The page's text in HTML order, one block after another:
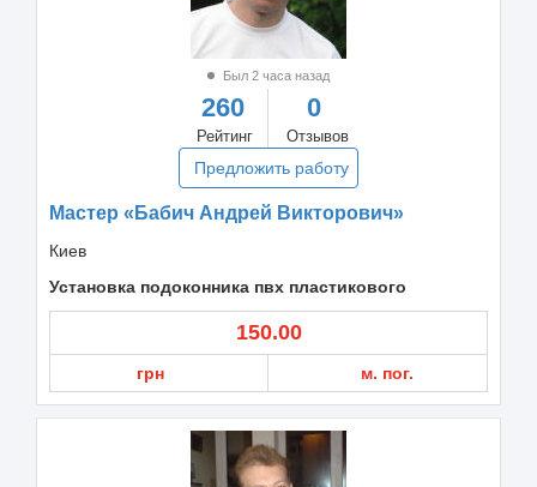
Был 2 часа назад
260
Рейтинг
0
Отзывов
Предложить работу
Мастер «Бабич Андрей Викторович»
Киев
Установка подоконника пвх пластикового
150.00
грн м. пог.